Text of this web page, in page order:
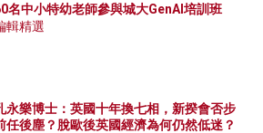
名中小特幼老師參與城大GenAI培訓班
輯精選
永樂博士：英國十年換七相，新揆會否步
任後塵？脫歐後英國經濟為何仍然低迷？